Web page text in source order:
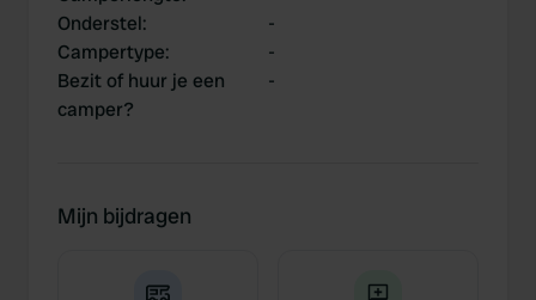
Onderstel:
-
Campertype:
-
Bezit of huur je een
camper?
-
Mijn bijdragen